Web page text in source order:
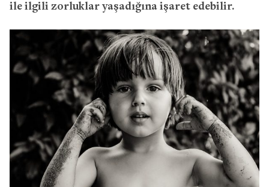
ile ilgili zorluklar yaşadığına işaret edebilir.